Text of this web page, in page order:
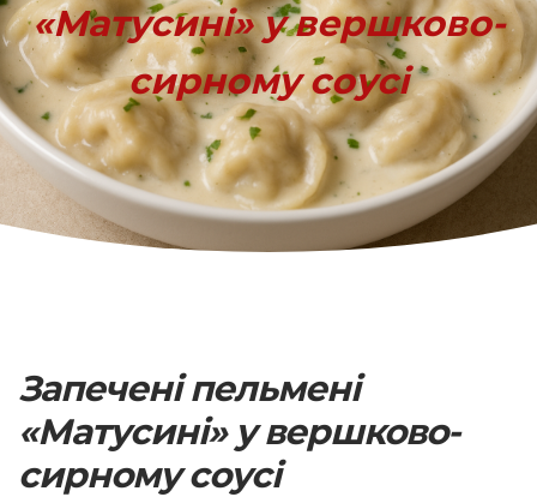
«Матусині» у вершково-
сирному соусі
Запечені пельмені
«Матусині» у вершково-
сирному соусі